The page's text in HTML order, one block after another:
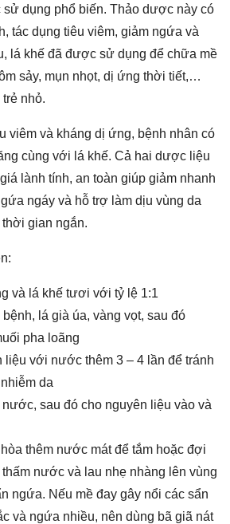
dụng phổ biến. Thảo dược này có
tác dụng tiêu viêm, giảm ngứa và
lá khế đã được sử dụng để chữa mề
sảy, mụn nhọt, dị ứng thời tiết,…
nhỏ.
viêm và kháng dị ứng, bệnh nhân có
cùng với lá khế. Cả hai dược liệu
lành tính, an toàn giúp giảm nhanh
ngáy và hỗ trợ làm dịu vùng da
gian ngắn.
và lá khế tươi với tỷ lệ 1:1
lá già úa, vàng vọt, sau đó
pha loãng
liệu với nước thêm 3 – 4 lần để tránh
da
sau đó cho nguyên liệu vào và
thêm nước mát để tắm hoặc đợi
nước và lau nhẹ nhàng lên vùng
ngứa. Nếu mề đay gây nổi các sẩn
và ngứa nhiều, nên dùng bã giã nát